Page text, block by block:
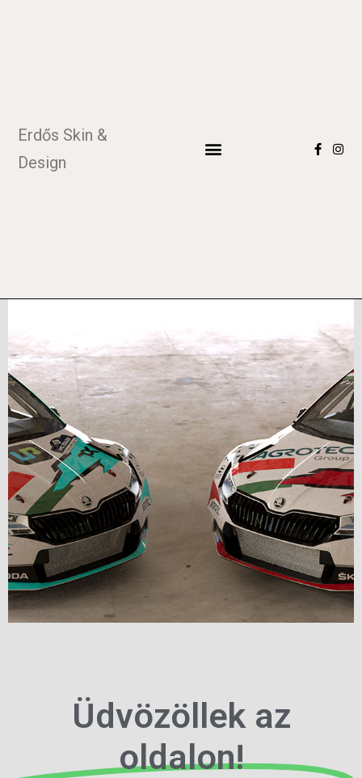
Erdős Skin &
Design
Üdvözöllek az
oldalon!